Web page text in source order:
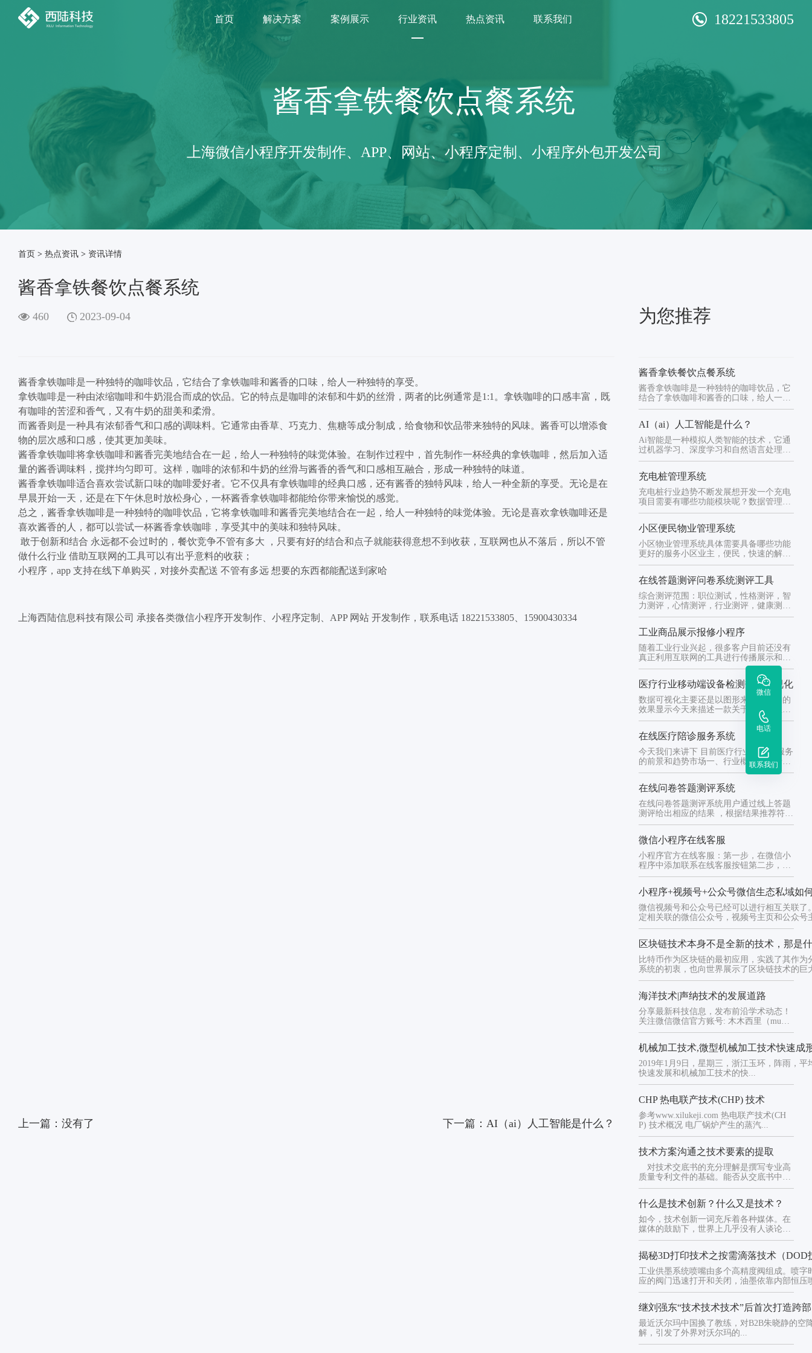
首页 解决方案 案例展示 行业资讯 热点资讯 联系我们 18221533805
酱香拿铁餐饮点餐系统
上海微信小程序开发制作、APP、网站、小程序定制、小程序外包开发公司
首页 > 热点资讯 > 资讯详情
酱香拿铁餐饮点餐系统
460 2023-09-04
酱香拿铁咖啡是一种独特的咖啡饮品，它结合了拿铁咖啡和酱香的口味，给人一种独特的享受。
拿铁咖啡是一种由浓缩咖啡和牛奶混合而成的饮品。它的特点是咖啡的浓郁和牛奶的丝滑，两者的比例通常是1:1。拿铁咖啡的口感丰富，既
有咖啡的苦涩和香气，又有牛奶的甜美和柔滑。
而酱香则是一种具有浓郁香气和口感的调味料。它通常由香草、巧克力、焦糖等成分制成，给食物和饮品带来独特的风味。酱香可以增添食
物的层次感和口感，使其更加美味。
酱香拿铁咖啡将拿铁咖啡和酱香完美地结合在一起，给人一种独特的味觉体验。在制作过程中，首先制作一杯经典的拿铁咖啡，然后加入适
量的酱香调味料，搅拌均匀即可。这样，咖啡的浓郁和牛奶的丝滑与酱香的香气和口感相互融合，形成一种独特的味道。
酱香拿铁咖啡适合喜欢尝试新口味的咖啡爱好者。它不仅具有拿铁咖啡的经典口感，还有酱香的独特风味，给人一种全新的享受。无论是在
早晨开始一天，还是在下午休息时放松身心，一杯酱香拿铁咖啡都能给你带来愉悦的感觉。
总之，酱香拿铁咖啡是一种独特的咖啡饮品，它将拿铁咖啡和酱香完美地结合在一起，给人一种独特的味觉体验。无论是喜欢拿铁咖啡还是
喜欢酱香的人，都可以尝试一杯酱香拿铁咖啡，享受其中的美味和独特风味。
敢于创新和结合 永远都不会过时的，餐饮竞争不管有多大 ，只要有好的结合和点子就能获得意想不到收获，互联网也从不落后，所以不管
做什么行业 借助互联网的工具可以有出乎意料的收获；
小程序，app 支持在线下单购买，对接外卖配送 不管有多远 想要的东西都能配送到家哈
上海西陆信息科技有限公司 承接各类微信小程序开发制作、小程序定制、APP 网站 开发制作，联系电话 18221533805、15900430334
上一篇：没有了 下一篇：AI（ai）人工智能是什么？
为您推荐
酱香拿铁餐饮点餐系统
酱香拿铁咖啡是一种独特的咖啡饮品，它
结合了拿铁咖啡和酱香的口味，给人一种
独特的享受。拿铁咖啡是一种由...
AI（ai）人工智能是什么？
Ai智能是一种模拟人类智能的技术，它通
过机器学习、深度学习和自然语言处理等
技术，使计算机能够模拟人类...
充电桩管理系统
充电桩行业趋势不断发展想开发一个充电
项目需要有哪些功能模块呢？数据管理显
示1、电站管理：所有场站的名...
小区便民物业管理系统
小区物业管理系统具体需要具备哪些功能
更好的服务小区业主，便民，快速的解决
小区问题，为广大业主提供高效...
在线答题测评问卷系统测评工具
综合测评范围：职位测试，性格测评，智
力测评，心情测评，行业测评，健康测评
等等 通过用户线上提交表单 ...
工业商品展示报修小程序
随着工业行业兴起，很多客户目前还没有
真正利用互联网的工具进行传播展示和高
效吸引客户按照传统的方式都是...
医疗行业移动端设备检测数据可视化
数据可视化主要还是以图形来呈现最终的
效果显示今天来描述一款关于医疗行业的
数据显示可视化医疗行业中涉及...
在线医疗陪诊服务系统
今天我们来讲下 目前医疗行业中陪诊服务
的前景和趋势市场一、行业概述陪诊行业
是指为患者提供陪同就医、照...
在线问卷答题测评系统
在线问卷答题测评系统用户通过线上答题
测评给出相应的结果 ，根据结果推荐符合
的商品，从而精准有效的推荐
微信小程序在线客服
小程序官方在线客服：第一步，在微信小
程序中添加联系在线客服按钮第二步，接
入在线客服功能，设置【自动/...
小程序+视频号+公众号微信生态私域如
微信视频号和公众号已经可以进行相互关联了
定相关联的微信公众号，视频号主页和公众号
向...
区块链技术本身不是全新的技术，那是
比特币作为区块链的最初应用，实践了其作为
系统的初衷，也向世界展示了区块链技术的巨
海洋技术|声纳技术的发展道路
分享最新科技信息，发布前沿学术动态！
关注微信微信官方账号: 木木西里（mumu
xilinj）看看更...
机械加工技术,微型机械加工技术快速成
2019年1月9日，星期三，浙江玉环，阵雨，平
快速发展和机械加工技术的快...
CHP 热电联产技术(CHP) 技术
参考www.xilukeji.com 热电联产技术(CH
P) 技术概况 电厂锅炉产生的蒸汽...
技术方案沟通之技术要素的提取
对技术交底书的充分理解是撰写专业高
质量专利文件的基础。能否从交底书中提
取技术要素是撰写权利要求书的...
什么是技术创新？什么又是技术？
如今，技术创新一词充斥着各种媒体。在
媒体的鼓励下，世界上几乎没有人谈论技
术创新，宣传的力量令人惊叹...
揭秘3D打印技术之按需滴落技术（DOD
工业供墨系统喷嘴由多个高精度阀组成。喷字
应的阀门迅速打开和关闭，油墨依靠内部恒压
在运动表...
继刘强东“技术技术技术”后首次打造跨
最近沃尔玛中国换了教练，对B2B朱晓静的空
解，引发了外界对沃尔玛的...
微信
电话
联系我们